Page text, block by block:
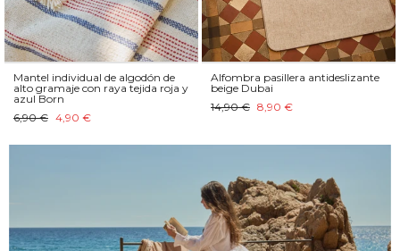
Mantel individual de algodón de
alto gramaje con raya tejida roja y
azul Born
6,90 € 4,90 €
Alfombra pasillera antideslizante
beige Dubai
14,90 € 8,90 €